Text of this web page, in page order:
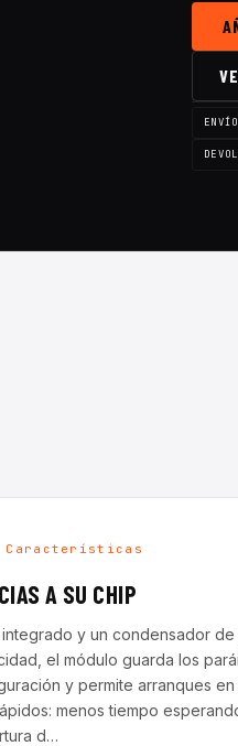
Características
A SU CHIP
integrado y un condensador de
el módulo guarda los
y permite arranques
menos tiempo
d…